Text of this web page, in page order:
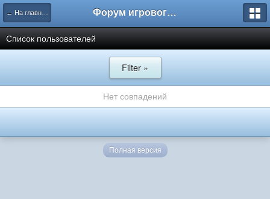
← На главную Форум игрового проекта Riverrise
Список пользователей
Filter »
Нет совпадений
Полная версия